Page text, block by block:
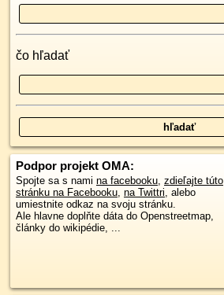
čo hľadať
Podpor projekt OMA:
Spojte sa s nami na facebooku, zdieľajte túto
stránku na Facebooku, na Twittri, alebo
umiestnite odkaz na svoju stránku.
Ale hlavne doplňte dáta do Openstreetmap,
články do wikipédie, ...